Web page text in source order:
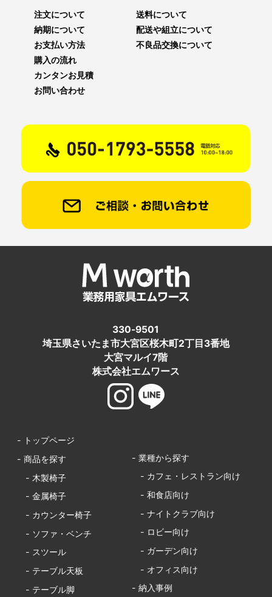
注文について
納期について
お支払い方法
送料について
配送や組立について
不良品交換について
購入の流れ
カンタンお見積
お問い合わせ
330-9501
埼玉県さいたま市大宮区桜木町2丁目3番地
大宮マルイ7階
株式会社エムワース
- トップページ
- 商品を探す
- 木製椅子
- 金属椅子
- カウンター椅子
- ソファ・ベンチ
- スツール
- テーブル天板
- テーブル脚
- 業種から探す
- カフェ・レストラン向け
- 和食店向け
- ナイトクラブ向け
- ロビー向け
- ガーデン向け
- オフィス向け
- 納入事例